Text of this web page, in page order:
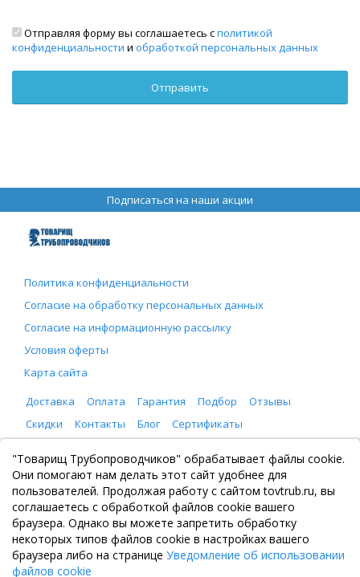
Отправляя форму вы соглашаетесь сполитикой
конфиденциальности и обработкой персональных данных
Подписаться на наши акции
Политика конфиденциальности
Согласие на обработку персональных данных
Согласие на информационную рассылку
Условия оферты
Карта сайта
Доставка
Оплата Гарантия Подбор
Отзывы
Скидки
Контакты Блог Сертификаты
ООО "Товарищ Трубопроводчиков"
Москва, Рязанский проспект 8, с. 2
+7 (495) 065-46-75
zakaz@tovtrub.ru
09:00-17:00 ПН-ПТ
Склад: Москва, Рязанский проспект 8, с. 2
"Товарищ Трубопроводчиков" обрабатывает файлы cookie.
Они помогают нам делать этот сайт удобнее для
пользователей. Продолжая работу с сайтом tovtrub.ru, вы
соглашаетесь с обработкой файлов cookie вашего
браузера. Однако вы можете запретить обработку
некоторых типов файлов cookie в настройках вашего
браузера либо на странице Уведомление об использовании
файлов cookie